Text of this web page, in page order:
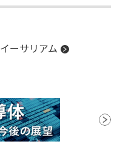
イーサリアム